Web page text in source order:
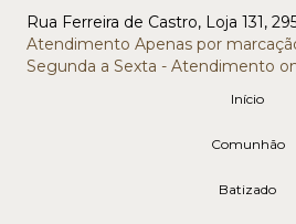
Rua Ferreira de Castro, Loja 131,
Atendimento Apenas por
Segunda a Sexta - Atendimento
Início
Comunhão
Batizado